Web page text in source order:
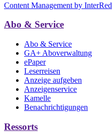
Content Management by InterRed
Abo & Service
Abo & Service
GA+ Aboverwaltung
ePaper
Leserreisen
Anzeige aufgeben
Anzeigenservice
Kamelle
Benachrichtigungen
Ressorts